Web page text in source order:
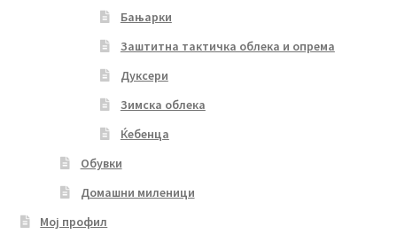
Бањарки
Заштитна тактичка облека и опрема
Дуксери
Зимска облека
Ќебенца
Обувки
Домашни миленици
Мој профил